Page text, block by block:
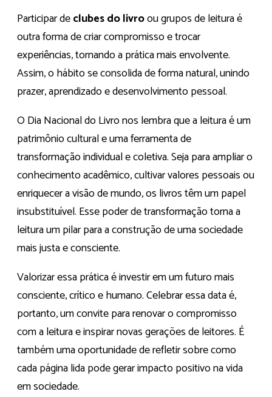
Participar declubes do livroou grupos de leitura é
outra forma de criar compromisso e trocar
experiências, tornando a prática mais envolvente.
Assim, o hábito se consolida de forma natural, unindo
prazer, aprendizado e desenvolvimento pessoal.
O Dia Nacional do Livro nos lembra que a leitura é um
patrimônio cultural e uma ferramenta de
transformação individual e coletiva. Seja para ampliar o
conhecimento acadêmico, cultivar valores pessoais ou
enriquecer a visão de mundo, os livros têm um papel
insubstituível. Esse poder de transformação torna a
leitura um pilar para a construção de uma sociedade
mais justa e consciente.
Valorizar essa prática é investir em um futuro mais
consciente, crítico e humano. Celebrar essa data é,
portanto, um convite para renovar o compromisso
com a leitura e inspirar novas gerações de leitores. É
também uma oportunidade de refletir sobre como
cada página lida pode gerar impacto positivo na vida
em sociedade.